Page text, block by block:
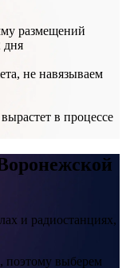
размещений
дня
не навязываем
в процессе
и радиостанциях,
поэтому выберем